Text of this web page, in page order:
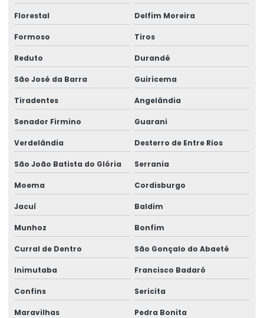
Florestal Delfim Moreira
Formoso Tiros
Reduto Durandé
São José da Barra Guiricema
Tiradentes Angelândia
Senador Firmino Guarani
Verdelândia Desterro de Entre Rios
São João Batista do Glória Serrania
Moema Cordisburgo
Jacuí Baldim
Munhoz Bonfim
Curral de Dentro São Gonçalo do Abaeté
Inimutaba Francisco Badaró
Confins Sericita
Maravilhas Pedra Bonita